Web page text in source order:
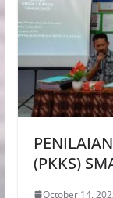
(PKKS)
October 14,